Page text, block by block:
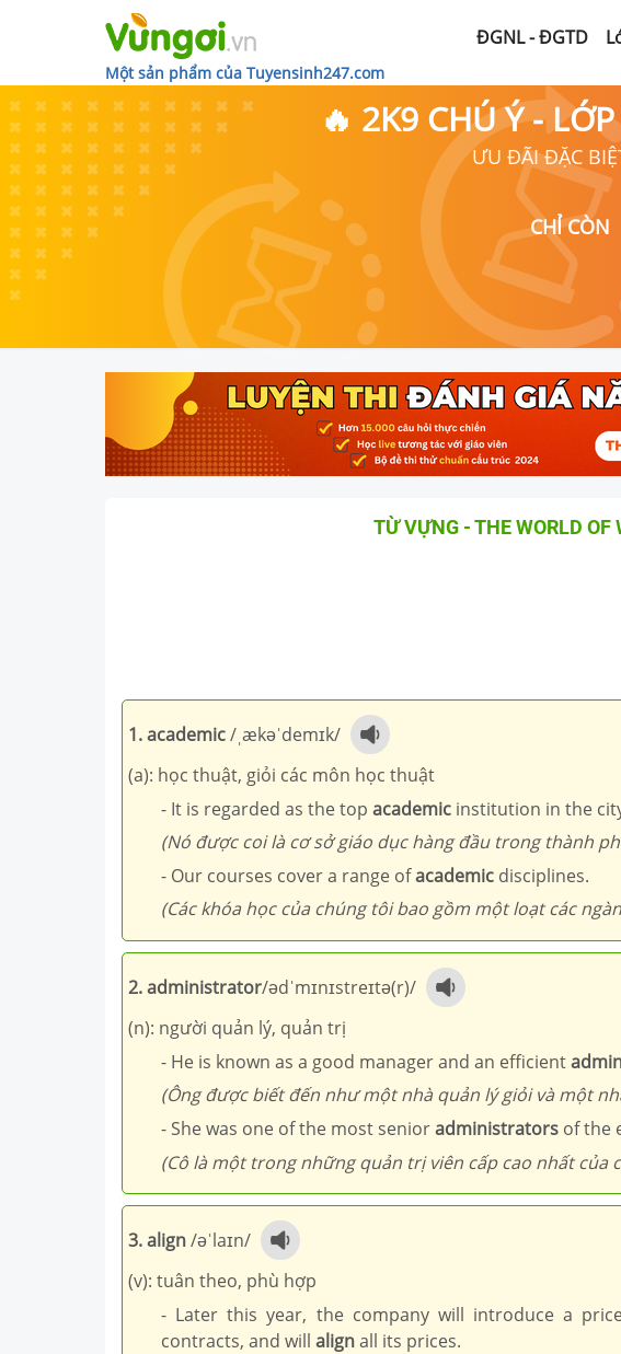
Một sản phẩm của Tuyensinh247.com
ĐGNL - ĐGTD
🔥 2K9 CHÚ Ý -
ƯU ĐÃI ĐẶC
CHỈ CÒN
TỪ VỰNG - THE WORLD OF
1. academic/ˌækəˈdemɪk/
(a): học thuật, giỏi các môn học thuật
- It is regarded as the top academic institution in the
(Nó được coi là cơ sở giáo dục hàng đầu trong thành
- Our courses cover a range ofacademic disciplines.
(Các khóa học của chúng tôi bao gồm một loạt các
2. administrator/ədˈmɪnɪstreɪtə(r)/
(n): người quản lý, quản trị
- He is known as a good manager and an efficient
(Ông được biết đến như một nhà quản lý giỏi và một
- She was one of the most senioradministrators of the
(Cô là một trong những quản trị viên cấp cao nhất của
3. align/əˈlaɪn/
(v): tuân theo, phù hợp
- Later this year, the company will introduce a
contracts, and will alignall its prices.